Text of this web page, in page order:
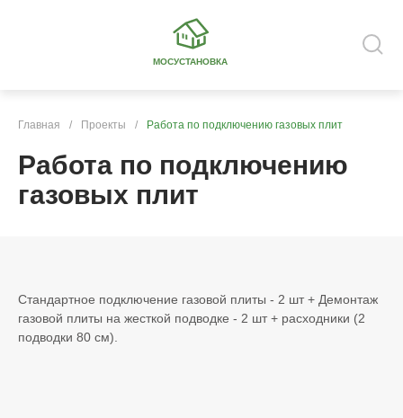
МОСУСТАНОВКА
Главная / Проекты / Работа по подключению газовых плит
Работа по подключению
газовых плит
Стандартное подключение газовой плиты - 2 шт + Демонтаж
газовой плиты на жесткой подводке - 2 шт + расходники (2
подводки 80 см).